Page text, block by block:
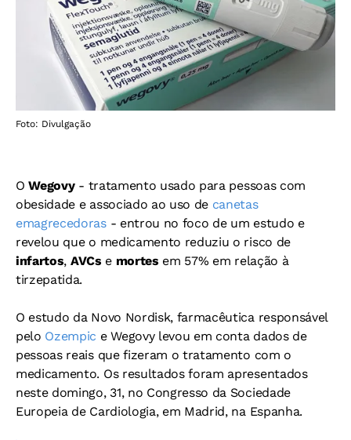
Foto: Divulgação
OWegovy - tratamento usado para pessoas com
obesidade e associado ao uso de canetas
emagrecedoras- entrou no foco de um estudo e
revelou que o medicamento reduziu o risco de
infartos, AVCs e mortes em 57% em relação à
tirzepatida.
O estudo da Novo Nordisk, farmacêutica responsável
pelo Ozempic e Wegovy levou em conta dados de
pessoas reais que fizeram o tratamento com o
medicamento. Os resultados foram apresentados
neste domingo, 31, no Congresso da Sociedade
Europeia de Cardiologia, em Madrid, na Espanha.